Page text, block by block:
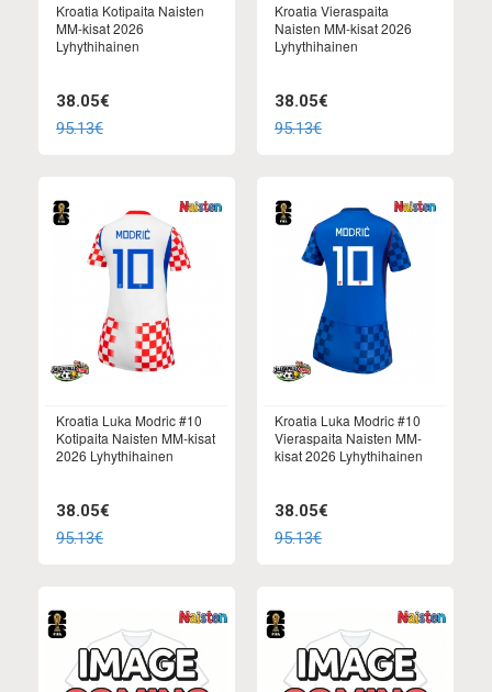
Kroatia Kotipaita Naisten
MM-kisat 2026
Lyhythihainen
38.05€
95.13€
Kroatia Vieraspaita
Naisten MM-kisat 2026
Lyhythihainen
38.05€
95.13€
Kroatia Luka Modric #10
Kotipaita Naisten MM-kisat
2026 Lyhythihainen
38.05€
95.13€
Kroatia Luka Modric #10
Vieraspaita Naisten MM-
kisat 2026 Lyhythihainen
38.05€
95.13€